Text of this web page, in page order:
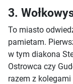
3.
To miasto
pamietam.
w tym diakona
Ostrowca czy
razem z